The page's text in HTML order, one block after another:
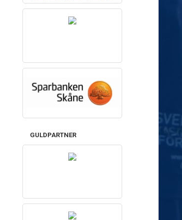
GULDPARTNER